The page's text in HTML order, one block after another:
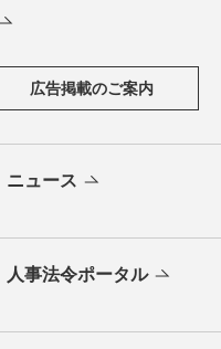
広告掲載のご案内
ニュース
人事法令ポータル